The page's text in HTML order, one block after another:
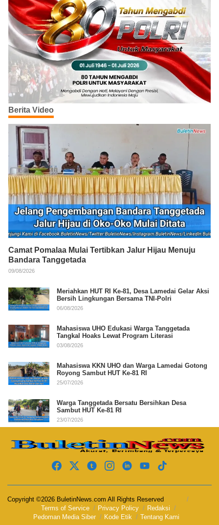
Berita Video
Camat Pomalaa Mulai Tertibkan Jalur Hijau Menuju
Bandara Tanggetada
09/08/2026
Meriahkan HUT RI Ke-81, Desa Lamedai Gelar Aksi
Bersih Lingkungan Bersama TNI-Polri
06/08/2026
Mahasiswa UHO Edukasi Warga Tanggetada
Tangkal Hoaks Lewat Program Literasi
03/08/2026
Mahasiswa KKN UHO dan Warga Lamedai Gotong
Royong Sambut HUT Ke-81 RI
25/07/2026
Warga Tanggetada Bersatu Bersihkan Desa
Sambut HUT Ke-81 RI
23/07/2026
Copyright ©2026 BuletinNews.com All Rights Reserved
Terms of Service
Privacy Policy
Redaksi
Pedoman Media Siber
Kode Etik Tentang Kami